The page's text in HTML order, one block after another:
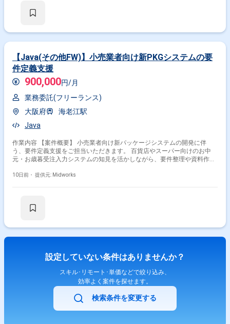
工、変換処理 ・検索基盤へのデータ登録処理 ・処理性能、検索性能の測
【Java(その他FW)】小売業者向け新PKGシステムの要
件定義支援
900,000円/月
業務委託(フリーランス)
大阪府
海老江駅
Java
作業内容 【案件概要】 小売業者向け新パッケージシステムの開発に伴
う、要件定義支援をご担当いただきます。 百貨店やスーパー向けのお中
元・お歳暮受注入力システムの知見を活かしながら、要件整理や資料作成
ョン開発経験を活かし、機能検討やシステム要件整理にも携わっていただ
機能ごとの画面イメージ資料作成 ・要件定義書および基本設計書作成支援
10日前・ 提供元: Midworks
設定していない条件はありませんか？
スキル･リモート･単価などで絞り込み、
効率よく案件を探せます。
検索条件を変更する